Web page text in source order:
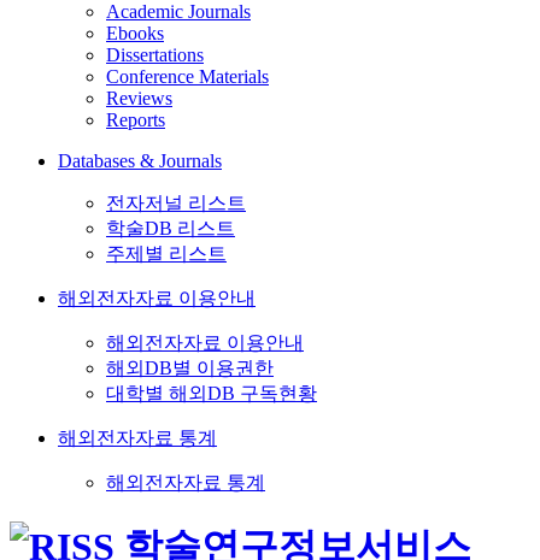
Academic Journals
Ebooks
Dissertations
Conference Materials
Reviews
Reports
Databases & Journals
전자저널 리스트
학술DB 리스트
주제별 리스트
해외전자자료 이용안내
해외전자자료 이용안내
해외DB별 이용권한
대학별 해외DB 구독현황
해외전자자료 통계
해외전자자료 통계